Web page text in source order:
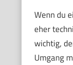
Wenn du
eher
wichtig,
Umgang